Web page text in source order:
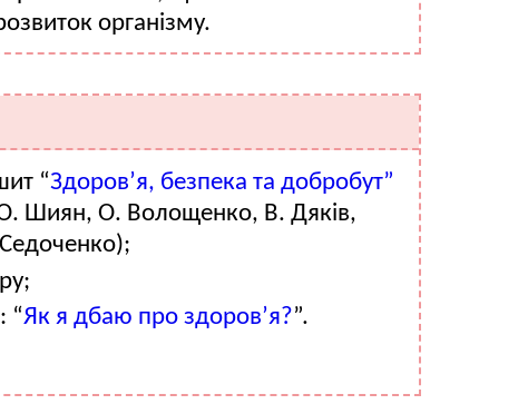
організму.
“Здоров’я, безпека та добробут”
Шиян, О. Волощенко, В. Дяків,
“Як я дбаю про здоров’я?”.